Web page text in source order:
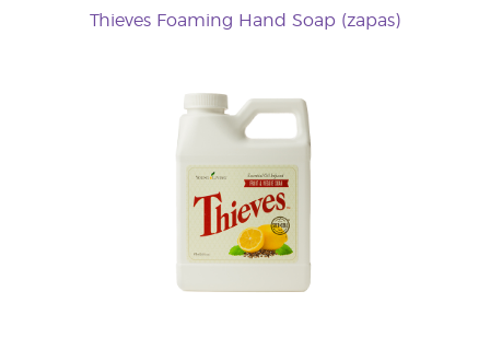
Thieves Foaming Hand Soap (zapas)